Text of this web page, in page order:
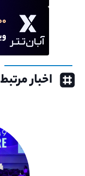
اخبار مرتبط